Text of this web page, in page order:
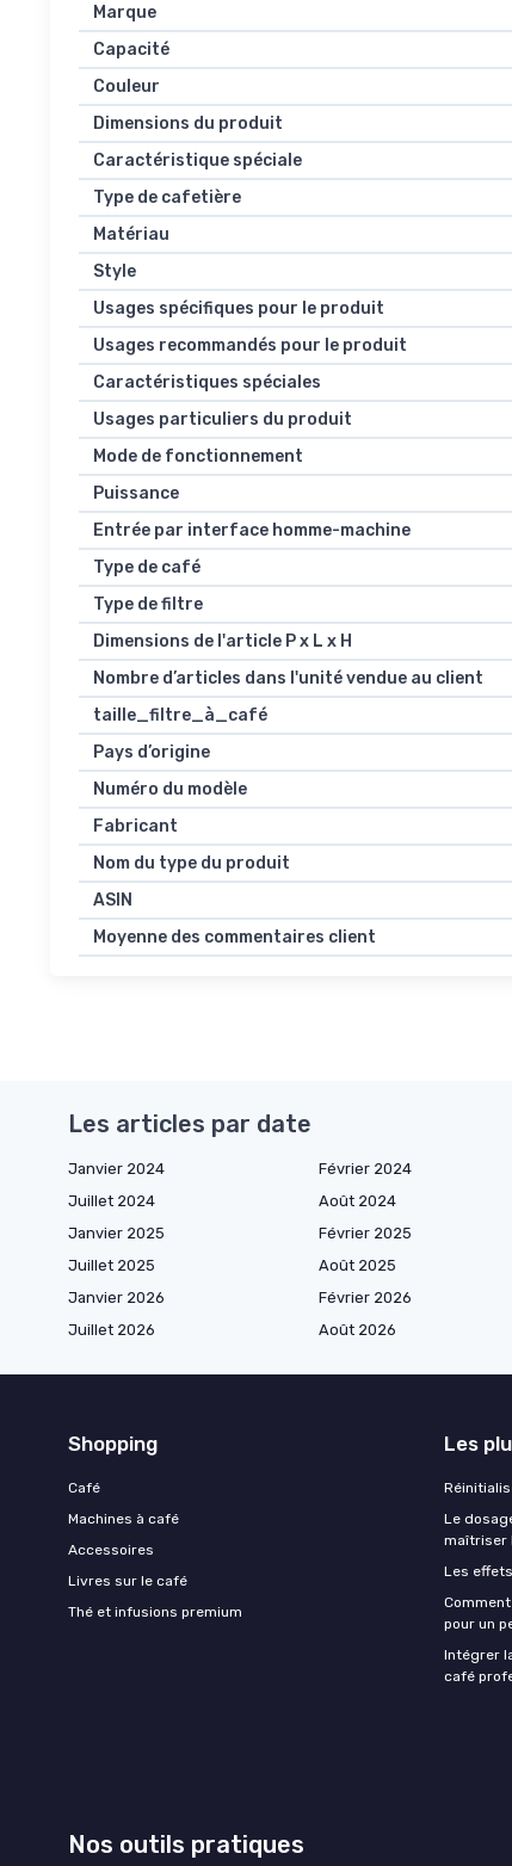
Marque
Capacité
Couleur
Dimensions du produit
Caractéristique spéciale
Type de cafetière
Matériau
Style
Usages spécifiques pour le produit
Usages recommandés pour le produit
Caractéristiques spéciales
Usages particuliers du produit
Mode de fonctionnement
Puissance
Entrée par interface homme-machine
Type de café
Type de filtre
Dimensions de l'article P x L x H
Nombre d’articles dans l'unité vendue au client
taille_filtre_à_café
Pays d’origine
Numéro du modèle
Fabricant
Nom du type du produit
ASIN
Moyenne des commentaires client
Les articles par date
Janvier 2024 Février 2024
Juillet 2024
Août 2024
Janvier 2025
Février 2025
Juillet 2025
Août 2025
Janvier 2026
Février 2026
Juillet 2026
Août 2026
Shopping
Café
Machines à café
Accessoires
Livres sur le café
Thé et infusions premium
Les
Le
maîtriser
Les
pour un
Intégrer
café
Nos outils pratiques